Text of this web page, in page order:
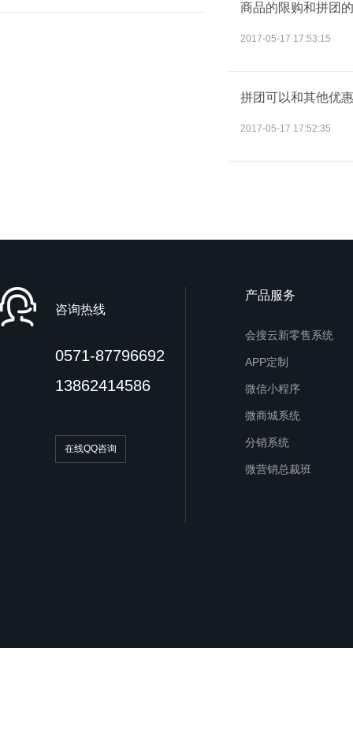
商品的限购和拼团
2017-05-17 17:53:15
拼团可以和其他优
2017-05-17 17:52:35
咨询热线
0571-87796692
13862414586
在线QQ咨询
产品服务
会搜云新零售系统
APP定制
微信小程序
微商城系统
分销系统
微营销总裁班